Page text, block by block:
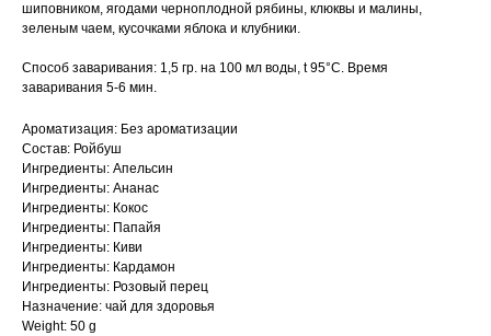
шиповником, ягодами черноплодной рябины, клюквы и малины,
зеленым чаем, кусочками яблока и клубники.
Способ заваривания: 1,5 гр. на 100 мл воды, t 95°C. Время
заваривания 5-6 мин.
Ароматизация: Без ароматизации
Состав: Ройбуш
Ингредиенты: Апельсин
Ингредиенты: Ананас
Ингредиенты: Кокос
Ингредиенты: Папайя
Ингредиенты: Киви
Ингредиенты: Кардамон
Ингредиенты: Розовый перец
Назначение: чай для здоровья
Weight: 50 g